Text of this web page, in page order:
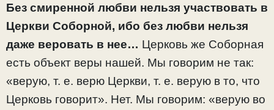
Без смиренной любви нельзя участвовать в
Церкви Соборной, ибо без любви нельзя
даже веровать в нее… Церковь же Соборная
есть объект веры нашей. Мы говорим не так:
«верую, т. е. верю Церкви, т. е. верую в то, что
Церковь говорит». Нет. Мы говорим: «верую во